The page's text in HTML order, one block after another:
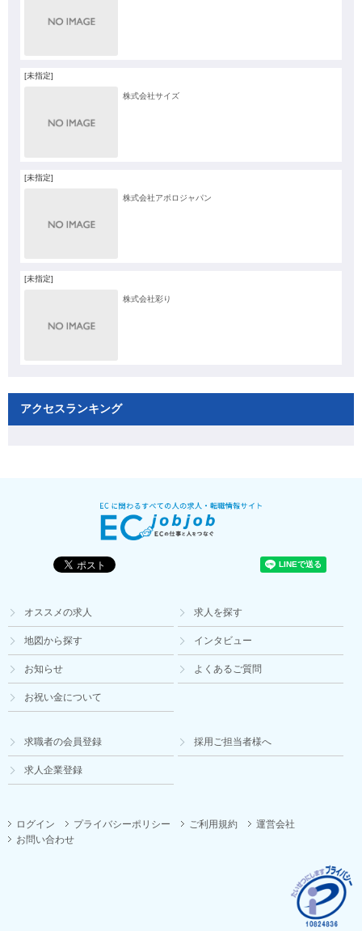
[未指定]
株式会社サイズ
[未指定]
株式会社アポロジャパン
[未指定]
株式会社彩り
アクセスランキング
オススメの求人 求人を探す
地図から探す インタビュー
お知らせ よくあるご質問
お祝い金について
求職者の会員登録 採用ご担当者様へ
求人企業登録
ログイン プライバシーポリシー ご利用規約
運営会社
お問い合わせ